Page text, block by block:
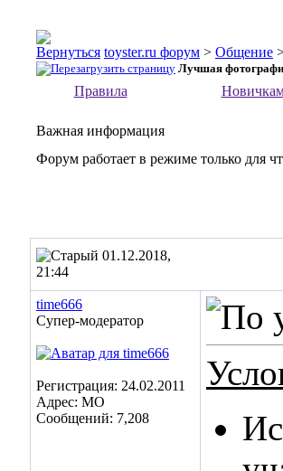
toyster.ru форум > Общение
Лучшая
Правила
Важная информация
Форум работает в режиме только для
01.12.2018,
21:44
time666
Супер-модератор
Регистрация: 24.02.2011
Адрес: МО
Сообщений: 7,208